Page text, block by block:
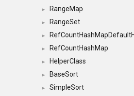
► RangeMap
► RangeSet
►
► RefCountHashMap
► HelperClass
► BaseSort
► SimpleSort